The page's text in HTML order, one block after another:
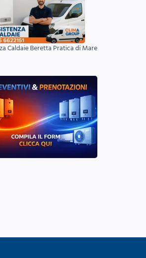
Caldaie Beretta Pratica di Mare